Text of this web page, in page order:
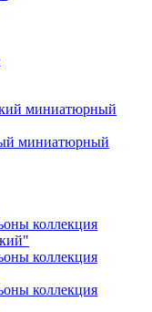
миниатюрный
миниатюрный
коллекция
коллекция
коллекция